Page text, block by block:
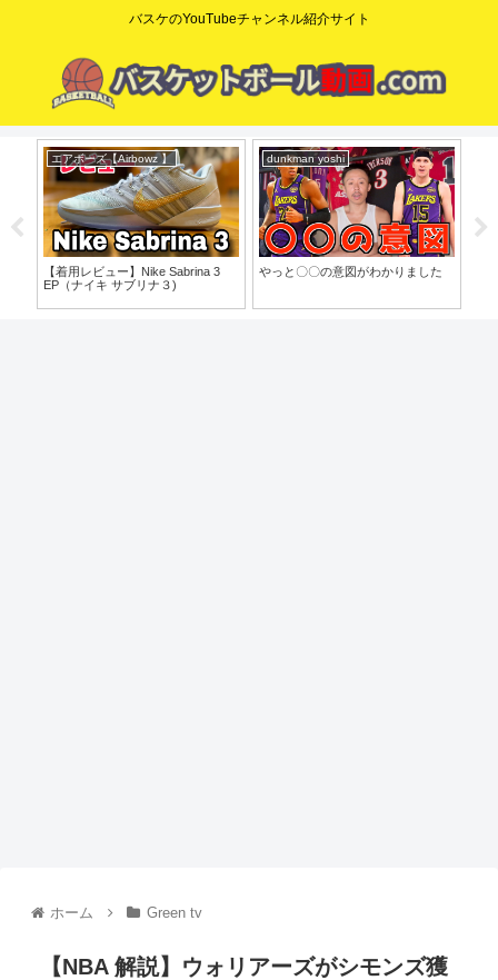
バスケのYouTubeチャンネル紹介サイト
エアボーズ【Airbowz 】
【着用レビュー】Nike Sabrina 3
EP（ナイキ サブリナ３)
dunkman yoshi
やっと〇〇の意図がわかりました
ホーム Green tv
【NBA 解説】ウォリアーズがシモンズ獲